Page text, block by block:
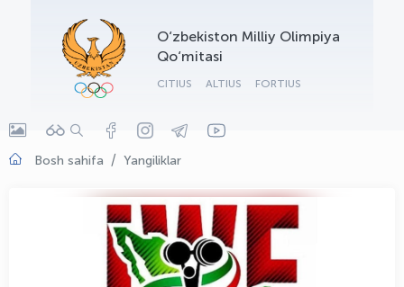
O‘zbekiston Milliy Olimpiya
Qo‘mitasi
CITIUS ALTIUS FORTIUS
Bosh sahifa Yangiliklar
OLYMPCHIK AI - yordamchi
Onlayn · olympic.uz